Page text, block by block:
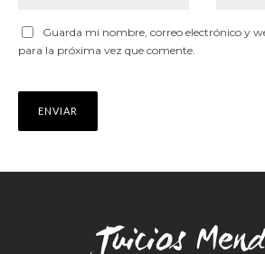
Guarda mi nombre, correo electrónico y
para la próxima vez que comente.